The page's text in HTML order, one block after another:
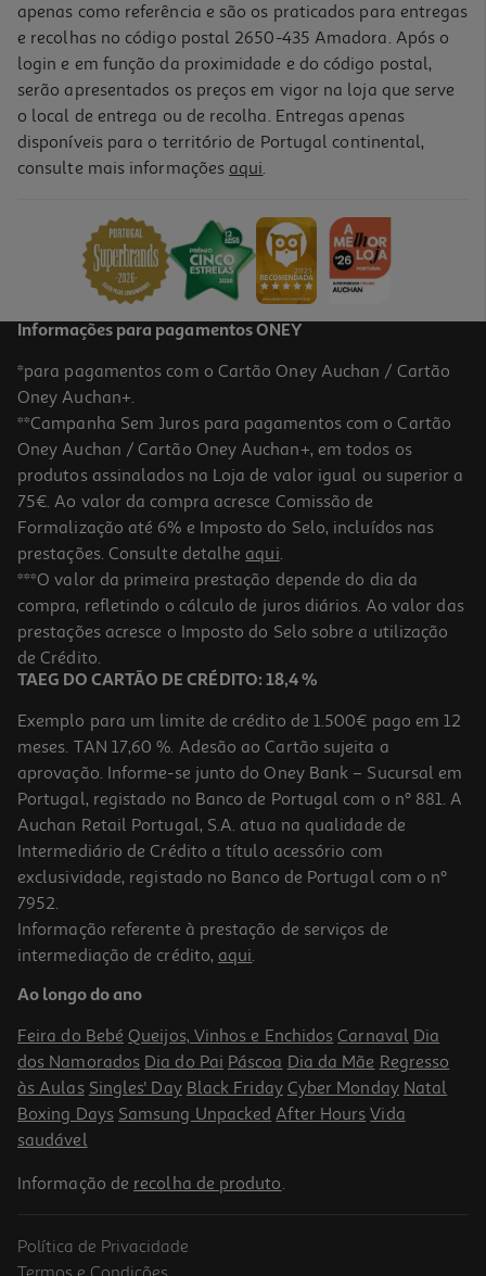
Tinteiro Original Epson Magenta 603 C13t03u34020
10,49 €
Tinteiro Original Epson Cyan Singlepk 603 C13t03u24020
10.49 €/un
10,49 €
Tinteiro Original Epson Singlepack Black 503
23.99 €/un
23,99 €
apenas como referência e são os praticados para entregas
e recolhas no código postal 2650-435 Amadora. Após o
login e em função da proximidade e do código postal,
serão apresentados os preços em vigor na loja que serve
o local de entrega ou de recolha. Entregas apenas
disponíveis para o território de Portugal continental,
consulte mais informações aqui.
Informações para pagamentos ONEY
*para pagamentos com o Cartão Oney Auchan / Cartão
Oney Auchan+.
**Campanha Sem Juros para pagamentos com o Cartão
Oney Auchan / Cartão Oney Auchan+, em todos os
produtos assinalados na Loja de valor igual ou superior a
75€. Ao valor da compra acresce Comissão de
Formalização até 6% e Imposto do Selo, incluídos nas
prestações. Consulte detalhe aqui.
***O valor da primeira prestação depende do dia da
compra, refletindo o cálculo de juros diários. Ao valor das
prestações acresce o Imposto do Selo sobre a utilização
de Crédito.
TAEG DO CARTÃO DE CRÉDITO: 18,4 %
Exemplo para um limite de crédito de 1.500€ pago em 12
meses. TAN 17,60 %. Adesão ao Cartão sujeita a
aprovação. Informe-se junto do Oney Bank – Sucursal em
Portugal, registado no Banco de Portugal com o nº 881. A
Auchan Retail Portugal, S.A. atua na qualidade de
Intermediário de Crédito a título acessório com
exclusividade, registado no Banco de Portugal com o nº
7952.
Informação referente à prestação de serviços de
intermediação de crédito, aqui.
Ao longo do ano
Feira do Bebé Queijos, Vinhos e Enchidos Carnaval Dia
dos Namorados Dia do Pai Páscoa Dia da Mãe Regresso
às Aulas Singles' Day Black Friday Cyber Monday Natal
Boxing Days Samsung Unpacked After Hours Vida
saudável
Informação de recolha de produto.
Política de Privacidade